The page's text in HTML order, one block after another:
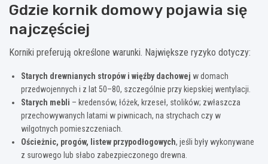
Gdzie kornik domowy pojawia się
najczęściej
Korniki preferują określone warunki. Największe ryzyko dotyczy:
Starych drewnianych stropów i więźby dachowej w domach
przedwojennych i z lat 50–80, szczególnie przy kiepskiej wentylacji.
Starych mebli – kredensów, łóżek, krzeseł, stolików; zwłaszcza
przechowywanych latami w piwnicach, na strychach czy w
wilgotnych pomieszczeniach.
Ościeżnic, progów, listew przypodłogowych, jeśli były wykonywane
z surowego lub słabo zabezpieczonego drewna.